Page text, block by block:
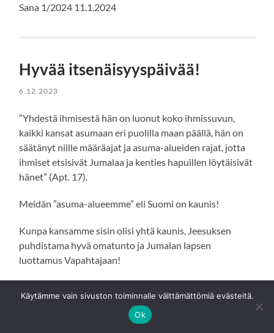
Sana 1/2024 11.1.2024
Hyvää itsenäisyyspäivää!
6.12.2023
”Yhdestä ihmisestä hän on luonut koko ihmissuvun,
kaikki kansat asumaan eri puolilla maan päällä, hän on
säätänyt niille määräajat ja asuma-alueiden rajat, jotta
ihmiset etsisivät Jumalaa ja kenties hapuillen löytäisivät
hänet” (Apt. 17).
Meidän ”asuma-alueemme” eli Suomi on kaunis!
Kunpa kansamme sisin olisi yhtä kaunis, Jeesuksen
puhdistama hyvä omatunto ja Jumalan lapsen
luottamus Vapahtajaan!
uskon kautta, oli maallinen kansallisuus mikä tahansa.
Käytämme vain sivuston toiminnalle välttämättömiä evästeitä.
Ok